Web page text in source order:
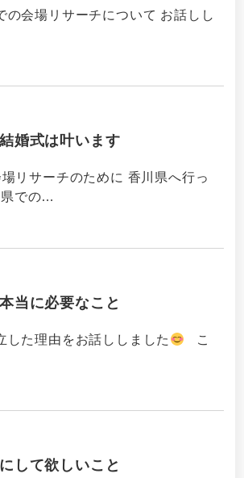
会場リサーチについて お話しし
婚式は叶います
リサーチのために 香川県へ行っ
での…
当に必要なこと
た理由をお話ししました
こ
して欲しいこと